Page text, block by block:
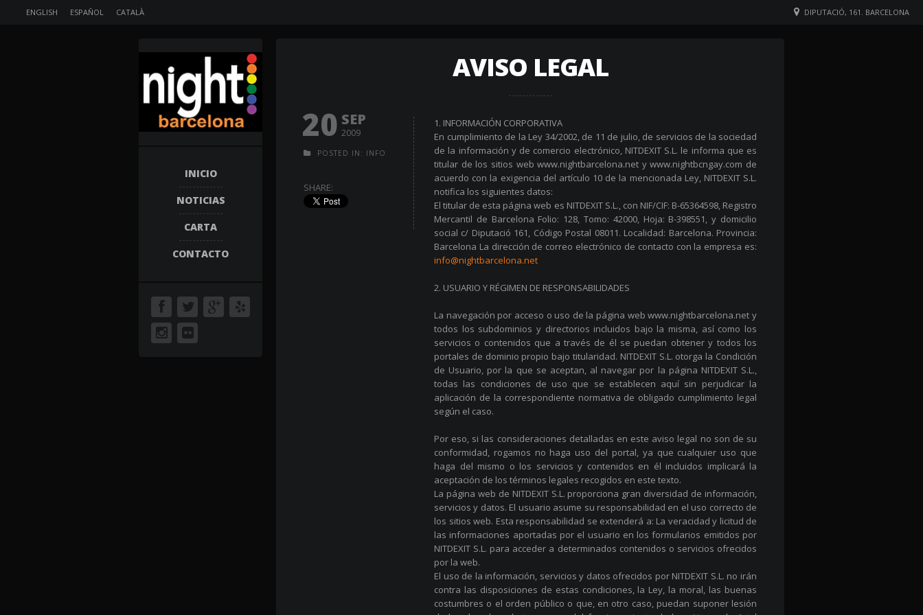
DIPUTACIÓ, 161. BARCELONA
CATALÀ
ESPAÑOL
ENGLISH
INICIO
NOTICIAS
CARTA
CONTACTO
AVISO LEGAL
20 SEP
2009
POSTED IN: INFO
SHARE:
1. INFORMACIÓN CORPORATIVA
En cumplimiento de la Ley 34/2002, de 11 de julio, de servicios de la sociedad
de la información y de comercio electrónico, NITDEXIT S.L. le informa que es
titular de los sitios web www.nightbarcelona.net y www.nightbcngay.com de
acuerdo con la exigencia del artículo 10 de la mencionada Ley, NITDEXIT S.L.
notifica los siguientes datos:
El titular de esta página web es NITDEXIT S.L., con NIF/CIF: B-65364598, Registro
Mercantil de Barcelona Folio: 128, Tomo: 42000, Hoja: B-398551, y domicilio
social c/ Diputació 161, Código Postal 08011. Localidad: Barcelona. Provincia:
Barcelona La dirección de correo electrónico de contacto con la empresa es:
info@nightbarcelona.net
2. USUARIO Y RÉGIMEN DE RESPONSABILIDADES
La navegación por acceso o uso de la página web www.nightbarcelona.net y
todos los subdominios y directorios incluidos bajo la misma, así como los
servicios o contenidos que a través de él se puedan obtener y todos los
portales de dominio propio bajo titularidad. NITDEXIT S.L. otorga la Condición
de Usuario, por la que se aceptan, al navegar por la página NITDEXIT S.L.,
todas las condiciones de uso que se establecen aquí sin perjudicar la
aplicación de la correspondiente normativa de obligado cumplimiento legal
según el caso.
Por eso, si las consideraciones detalladas en este aviso legal no son de su
conformidad, rogamos no haga uso del portal, ya que cualquier uso que
haga del mismo o los servicios y contenidos en él incluidos implicará la
aceptación de los términos legales recogidos en este texto.
La página web de NITDEXIT S.L. proporciona gran diversidad de información,
servicios y datos. El usuario asume su responsabilidad en el uso correcto de
los sitios web. Esta responsabilidad se extenderá a: La veracidad y licitud de
las informaciones aportadas por el usuario en los formularios emitidos por
NITDEXIT S.L. para acceder a determinados contenidos o servicios ofrecidos
por la web.
El uso de la información, servicios y datos ofrecidos por NITDEXIT S.L. no irán
contra las disposiciones de estas condiciones, la Ley, la moral, las buenas
costumbres o el orden público o que, en otro caso, puedan suponer lesión